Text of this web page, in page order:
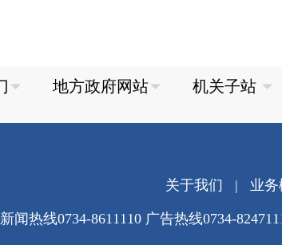
关于我们 | 业
新闻热线0734-8611110 广告热线0734-